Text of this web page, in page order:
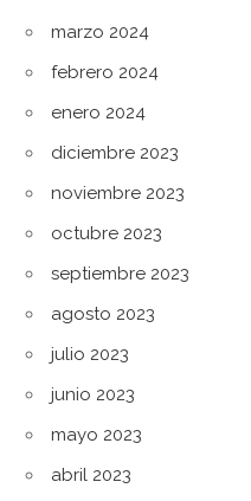
marzo 2024
febrero 2024
enero 2024
diciembre 2023
noviembre 2023
octubre 2023
septiembre 2023
agosto 2023
julio 2023
junio 2023
mayo 2023
abril 2023